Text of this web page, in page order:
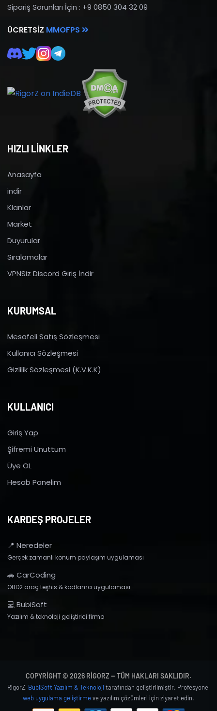
Sipariş Sorunları İçin : +9 0850 304 32 09
ÜCRETSIZ MMOFPS
HIZLI LİNKLER
Anasayfa
indir
Klanlar
Market
Duyurular
Sıralamalar
VPNSiz Discord Giriş İndir
KURUMSAL
Mesafeli Satış Sözleşmesi
Kullanıcı Sözleşmesi
Gizlilik Sözleşmesi (K.V.K.K)
KULLANICI
Giriş Yap
Şifremi Unuttum
Üye OL
Hesab Panelim
KARDEŞ PROJELER
📍 Neredeler
Gerçek zamanlı konum paylaşım uygulaması
🚗 CarCoding
OBD2 araç teşhis & kodlama uygulaması
💻 BubiSoft
Yazılım & teknoloji geliştirici firma
COPYRIGHT © 2026 RIGORZ — TÜM HAKLARI SAKLIDIR.
RigorZ, BubiSoft Yazılım & Teknoloji tarafından geliştirilmiştir. Profesyonel
web uygulama geliştirmeve yazılım çözümleri için ziyaret edin.